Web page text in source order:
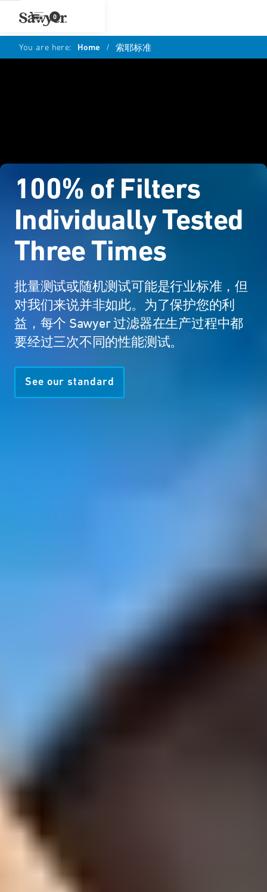
0
You are here: Home / 索耶标准
100% of Filters
Individually Tested
Three Times
批量测试或随机测试可能是行业标准，但
对我们来说并非如此。为了保护您的利
益，每个 Sawyer 过滤器在生产过程中都
要经过三次不同的性能测试。
See our standard